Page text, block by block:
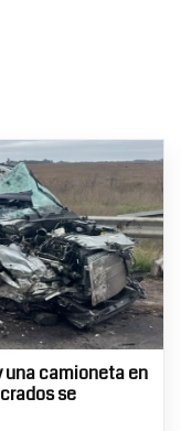
una camioneta en
se